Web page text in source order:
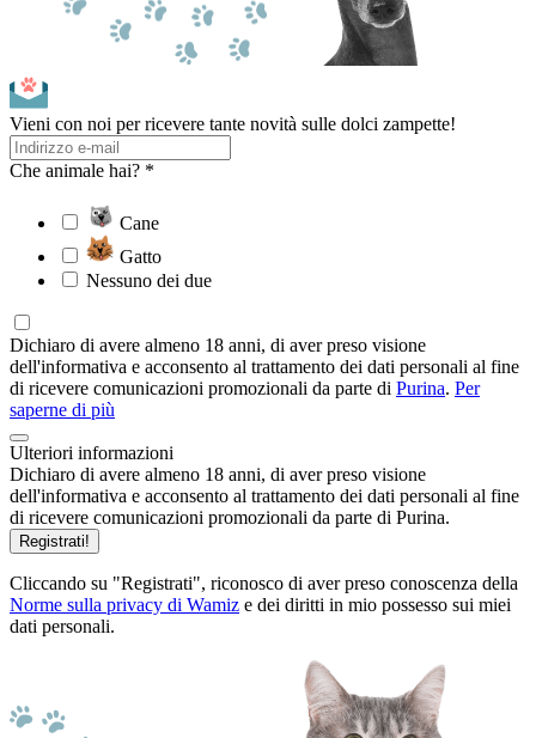
Vieni con noi per ricevere tante novità sulle dolci zampette!
Che animale hai? *
Cane
Gatto
Nessuno dei due
Dichiaro di avere almeno 18 anni, di aver preso visione
dell'informativa e acconsento al trattamento dei dati personali al fine
di ricevere comunicazioni promozionali da parte di Purina. Per
saperne di più
Ulteriori informazioni
Dichiaro di avere almeno 18 anni, di aver preso visione
dell'informativa e acconsento al trattamento dei dati personali al fine
di ricevere comunicazioni promozionali da parte di Purina.
Registrati!
Cliccando su "Registrati", riconosco di aver preso conoscenza della
Norme sulla privacy di Wamiz e dei diritti in mio possesso sui miei
dati personali.